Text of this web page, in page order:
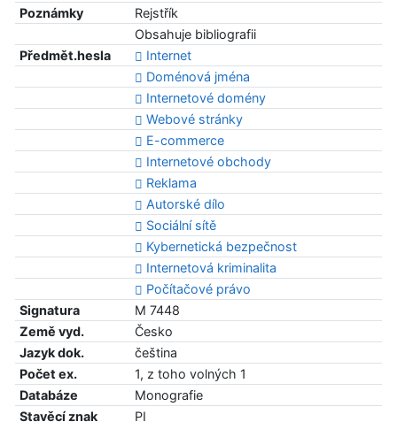
Poznámky
Rejstřík
Obsahuje bibliografii
Předmět.hesla
Internet
Doménová jména
Internetové domény
Webové stránky
E-commerce
Internetové obchody
Reklama
Autorské dílo
Sociální sítě
Kybernetická bezpečnost
Internetová kriminalita
Počítačové právo
Signatura
M 7448
Země vyd.
Česko
Jazyk dok.
čeština
Počet ex.
1, z toho volných 1
Databáze
Monografie
Stavěcí znak
PI